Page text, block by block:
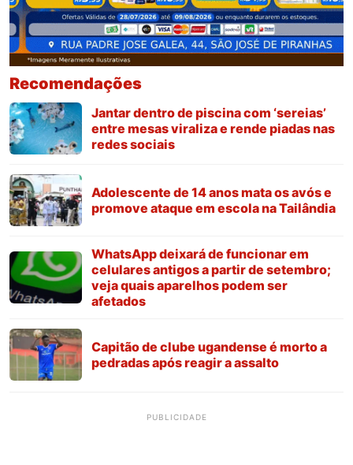
Recomendações
Jantar dentro de piscina com ‘sereias’
entre mesas viraliza e rende piadas nas
redes sociais
Adolescente de 14 anos mata os avós e
promove ataque em escola na Tailândia
WhatsApp deixará de funcionar em
celulares antigos a partir de setembro;
veja quais aparelhos podem ser
afetados
Capitão de clube ugandense é morto a
pedradas após reagir a assalto
PUBLICIDADE